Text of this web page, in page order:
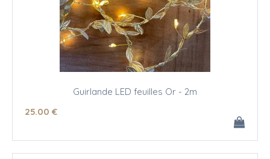
Guirlande LED feuilles Or - 2m
25.00 €